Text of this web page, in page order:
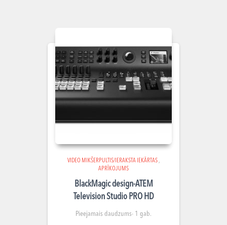
VIDEO MIKŠERPULTIS/IERAKSTA IEKĀRTAS,
APRĪKOJUMS
BlackMagic design-ATEM
Television Studio PRO HD
Pieejamais daudzums- 1 gab.